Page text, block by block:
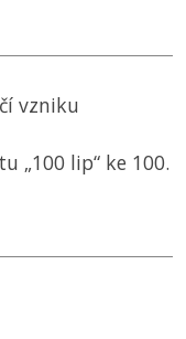
vzniku
„100 lip“ ke 100.